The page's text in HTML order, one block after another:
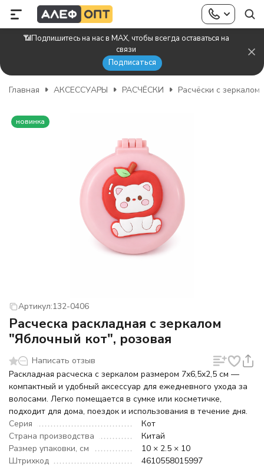
📶Подпишитесь на нас в MAX, чтобы всегда оставаться на
связи
Подписаться
Главная АКСЕССУАРЫ РАСЧЁСКИ Расчёски с зеркалом
новинка
Артикул:132-0406
Расческа раскладная с зеркалом
"Яблочный кот", розовая
Написать отзыв
Раскладная расческа с зеркалом размером 7х6,5х2,5 см —
компактный и удобный аксессуар для ежедневного ухода за
волосами. Легко помещается в сумке или косметичке,
подходит для дома, поездок и использования в течение дня.
Серия
Кот
Страна производства
Китай
Размер упаковки, см
10 × 2.5 × 10
Штрихкод
4610558015997